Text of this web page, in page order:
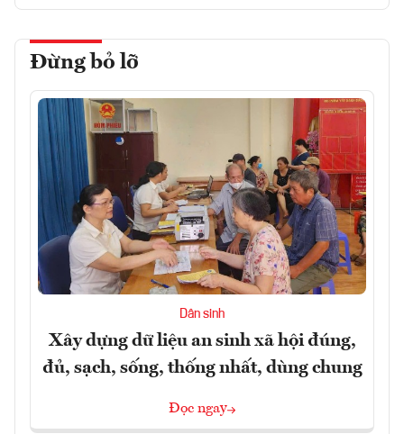
Đừng bỏ lỡ
Dân sinh
Xây dựng dữ liệu an sinh xã hội đúng,
đủ, sạch, sống, thống nhất, dùng chung
Đọc ngay